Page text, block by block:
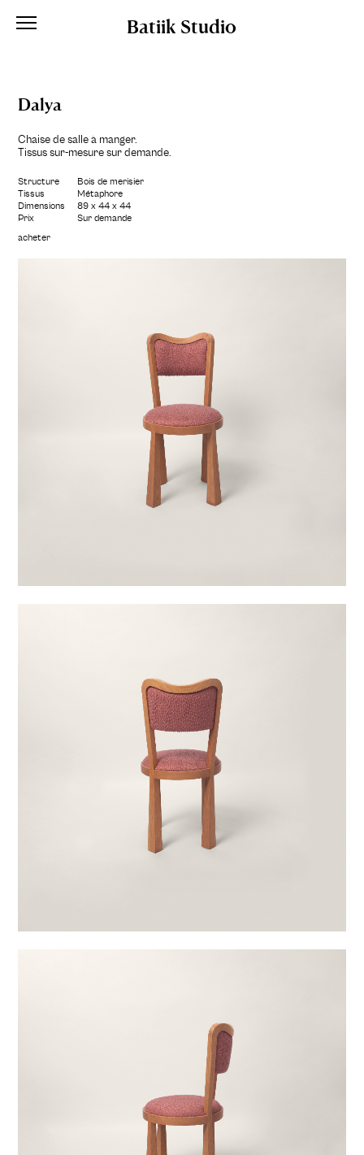
Batiik Studio
Dalya
Chaise de salle à manger.
Tissus sur-mesure sur demande.
Structure
Tissus
Dimensions
Prix
Bois de merisier
Métaphore
89 x 44 x 44
Sur demande
acheter